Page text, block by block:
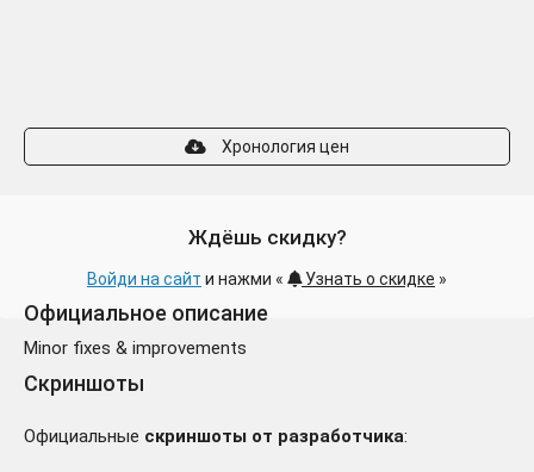
Хронология цен
Ждёшь скидку?
Войди на сайт и нажми « Узнать о скидке »
Официальное описание
Minor fixes & improvements
Скриншоты
Официальные скриншоты от разработчика: